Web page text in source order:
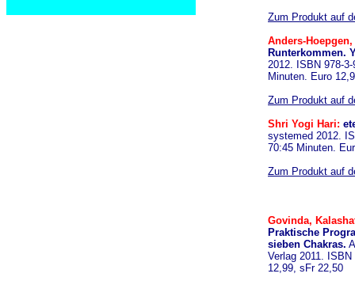
Zum Produkt auf
Anders-
Runterkommen.
2012. ISBN 978-
Minuten. Euro
Zum Produkt auf
Shri Yogi Hari:
systemed 2012.
70:45 Minuten.
Zum Produkt auf
Govinda,
Praktische
sieben Chakras.
Verlag 2011.
12,99, sFr 22,50